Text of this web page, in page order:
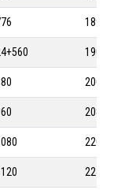
1896-8M
1904-8M
2000-8M
2080-8M
2200-8M
2240-8M